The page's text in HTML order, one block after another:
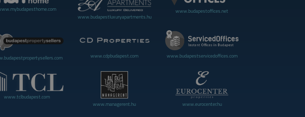
www.budapestluxuryapartments.hu
www.budapestoffices.net
www.cdpbudapest.com www.budapestservicedoffices.com
www.tclbudapest.com
www.managerent.hu
www.eurocenter.hu